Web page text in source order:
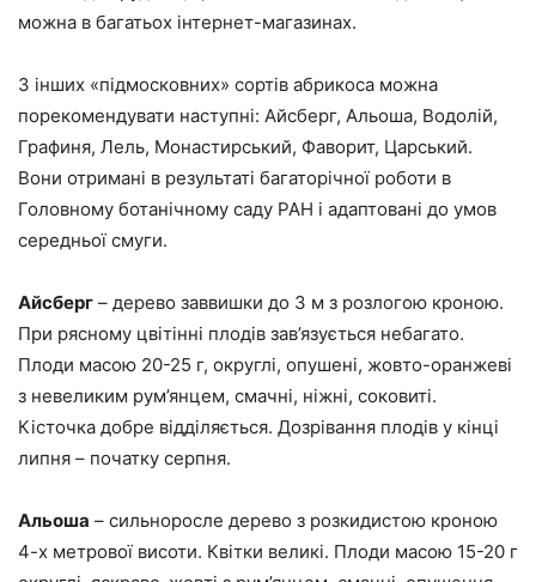
можна в багатьох інтернет-магазинах.
З інших «підмосковних» сортів абрикоса можна
порекомендувати наступні: Айсберг, Альоша, Водолій,
Графиня, Лель, Монастирський, Фаворит, Царський.
Вони отримані в результаті багаторічної роботи в
Головному ботанічному саду РАН і адаптовані до умов
середньої смуги.
Айсберг – дерево заввишки до 3 м з розлогою кроною.
При рясному цвітінні плодів зав’язується небагато.
Плоди масою 20-25 г, округлі, опушені, жовто-оранжеві
з невеликим рум’янцем, смачні, ніжні, соковиті.
Кісточка добре відділяється. Дозрівання плодів у кінці
липня – початку серпня.
Альоша – сильноросле дерево з розкидистою кроною
4-х метрової висоти. Квітки великі. Плоди масою 15-20 г